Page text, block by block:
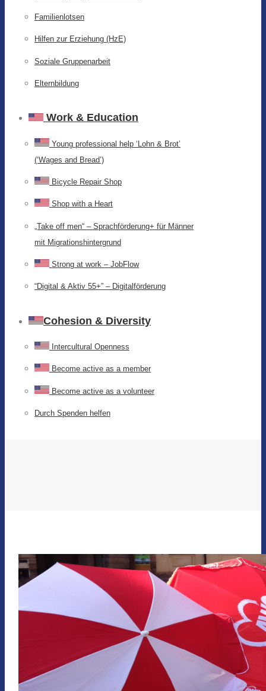
Familienlotsen
Hilfen zur Erziehung (HzE)
Soziale Gruppenarbeit
Elternbildung
Work & Education
Young professional help ‘Lohn & Brot’
(‘Wages and Bread’)
Bicycle Repair Shop
Shop with a Heart
„Take off men“ – Sprachförderung+ für Männer
mit Migrationshintergrund
Strong at work – JobFlow
“Digital & Aktiv 55+” – Digitalförderung
Cohesion & Diversity
Intercultural Openness
Become active as a member
Become active as a volunteer
Durch Spenden helfen